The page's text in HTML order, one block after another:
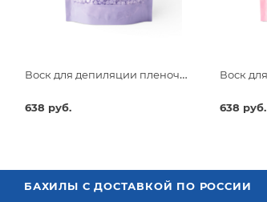
Воск для депиляции пленочный Beajoy Сирень 750гр
638 руб. 638 руб.
БАХИЛЫ С ДОСТАВКОЙ ПО РОССИИ